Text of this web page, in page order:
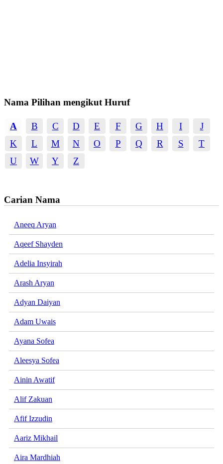
Nama Pilihan mengikut Huruf
A B C D E F G H I
J
K
L M N O P Q R S
T
U
W Y Z
Carian Nama
Aneeq Aryan
Aqeef Shayden
Adelia Insyirah
Arash Aryan
Adyan Daiyan
Adam Uwais
Ayana Sofea
Aleesya Sofea
Ainin Awatif
Alif Zakuan
Afif Izzudin
Aariz Mikhail
Aira Mardhiah